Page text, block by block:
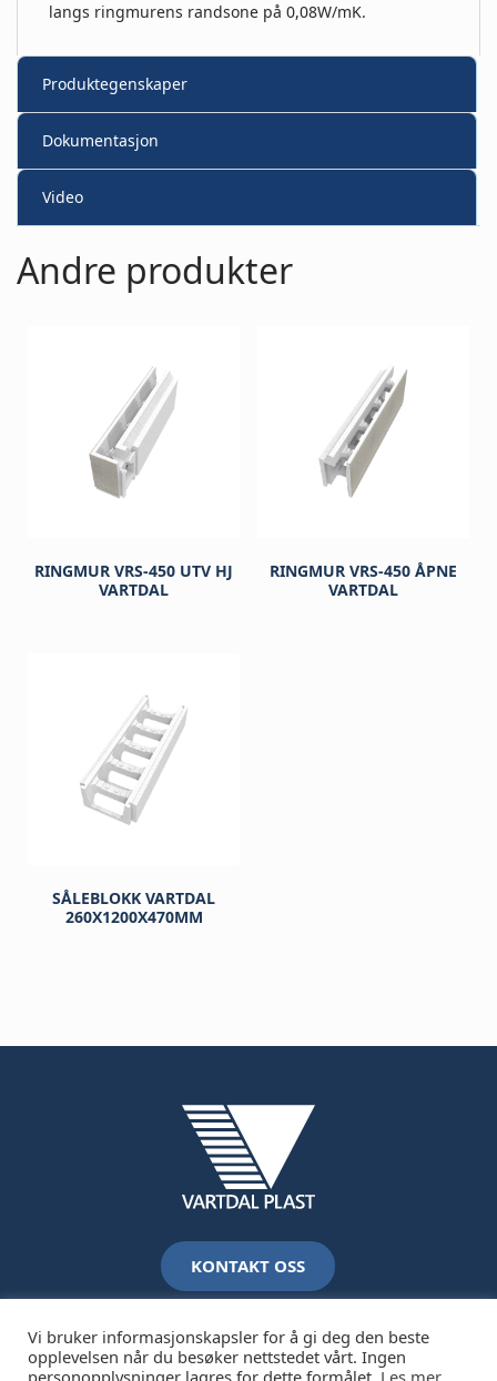
langs ringmurens randsone på 0,08W/mK.
Produktegenskaper
Dokumentasjon
Video
Andre produkter
RINGMUR VRS-450 UTV HJ
VARTDAL
RINGMUR VRS-450 ÅPNE
VARTDAL
SÅLEBLOKK VARTDAL
260X1200X470MM
KONTAKT OSS
Vi bruker informasjonskapsler for å gi deg den beste
opplevelsen når du besøker nettstedet vårt. Ingen
personopplysninger lagres for dette formålet. Les mer